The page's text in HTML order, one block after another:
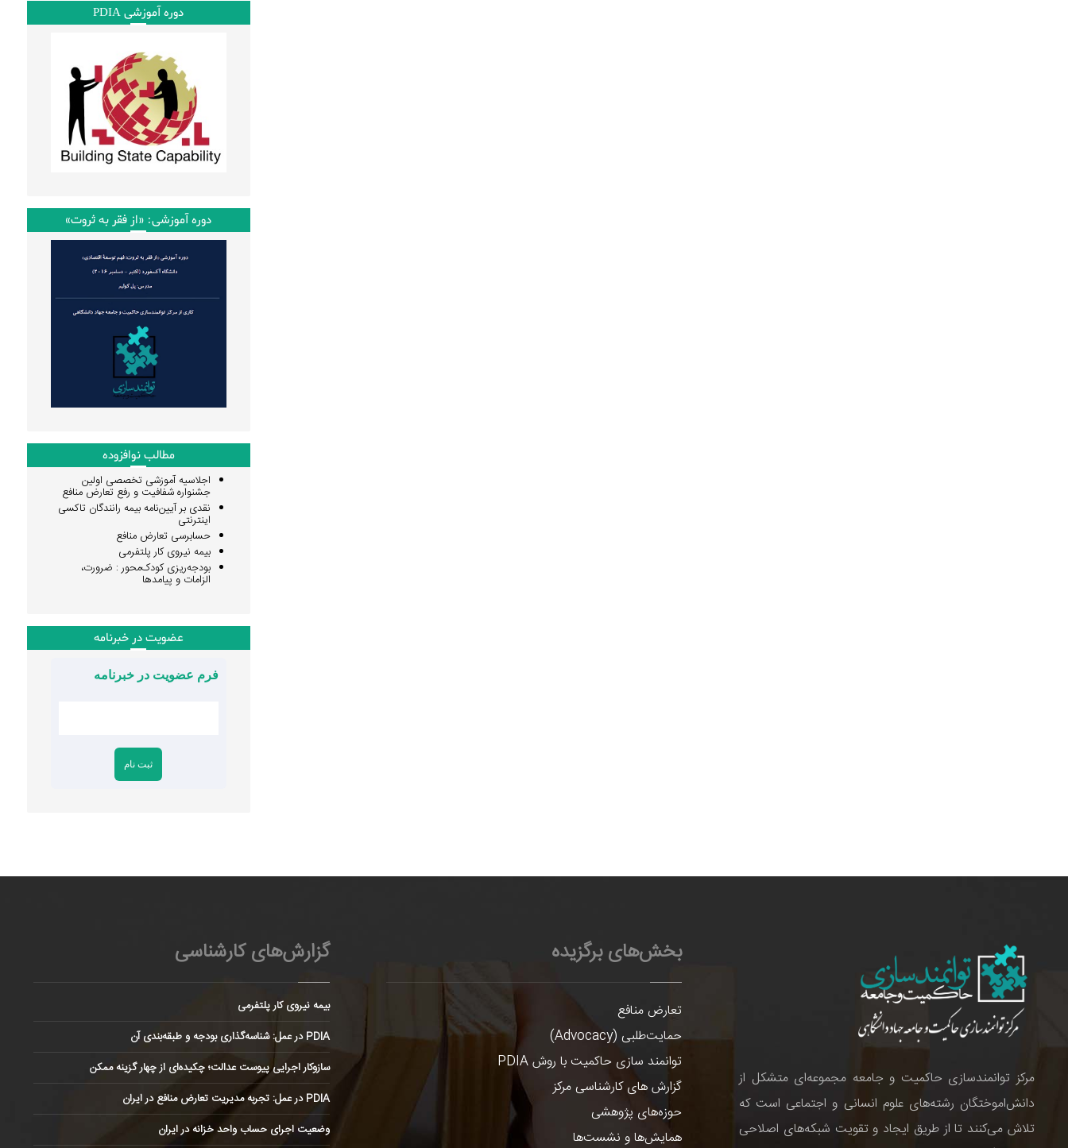
دوره آموزشی PDIA
دوره آموزشی: «از فقر به ثروت»
مطالب نوافزوده
اجلاسیه آموزشی تخصصی اولین
جشنواره شفافیت و رفع تعارض منافع
نقدی بر آیین‌نامه بیمه رانندگان تاکسی
اینترنتی
حسابرسی تعارض منافع
بیمه نیروی کار پلتفرمی
بودجه‌ریزی کودک‌محور : ضرورت،
الزامات و پیامدها
عضویت در خبرنامه
فرم عضویت در خبرنامه
مرکز توانمندسازی حاکمیت و جامعه مجموعه‌ای متشکل از
دانش‌اموختگان رشته‌های علوم انسانی و اجتماعی است که
تلاش می‌کنند تا از طریق ایجاد و تقویت شبکه‌های اصلاحی
بخش‌های برگزیده
تعارض منافع
حمایت‌طلبی (Advocacy)
توانمند سازی حاکمیت با روش PDIA
گزارش های کارشناسی مرکز
حوزه‌های پژوهشی
همایش‌ها و نشست‌ها
گزارش‌های کارشناسی
بیمه نیروی کار پلتفرمی
PDIA در عمل: شناسه‌گذاری بودجه و طبقه‌بندی آن
سازوکار اجرایی پیوست عدالت؛ چکیده‌ای از چهار گزینه ممکن
PDIA در عمل: تجربه مدیریت تعارض منافع در ایران
وضعیت اجرای حساب واحد خزانه در ایران